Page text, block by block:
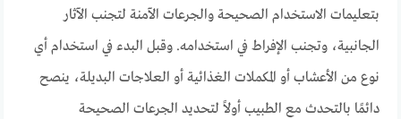
بتعليمات الاستخدام الصحيحة والجرعات الآمنة لتجنب الآثار
الجانبية، وتجنب الإفراط في استخدامه. وقبل البدء في استخدام أي
نوع من الأعشاب أو المكملات الغذائية أو العلاجات البديلة، ينصح
دائمًا بالتحدث مع الطبيب أولاً لتحديد الجرعات الصحيحة